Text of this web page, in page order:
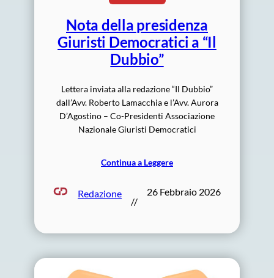
Nota della presidenza
Giuristi Democratici a “Il
Dubbio”
Lettera inviata alla redazione “Il Dubbio”
dall’Avv. Roberto Lamacchia e l’Avv. Aurora
D’Agostino – Co-Presidenti Associazione
Nazionale Giuristi Democratici
Continua a Leggere
Redazione
//
26 Febbraio 2026